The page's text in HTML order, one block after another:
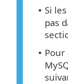
• Si
pas
•